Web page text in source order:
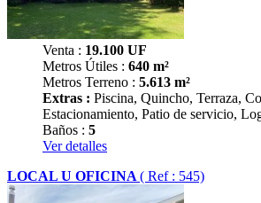
Venta : 19.100 UF
Metros Útiles : 640 m²
Metros Terreno : 5.613 m²
Extras : Piscina, Quincho, Terraza,
Estacionamiento, Patio de servicio,
Baños : 5
Ver detalles
LOCAL U OFICINA ( Ref : 545)